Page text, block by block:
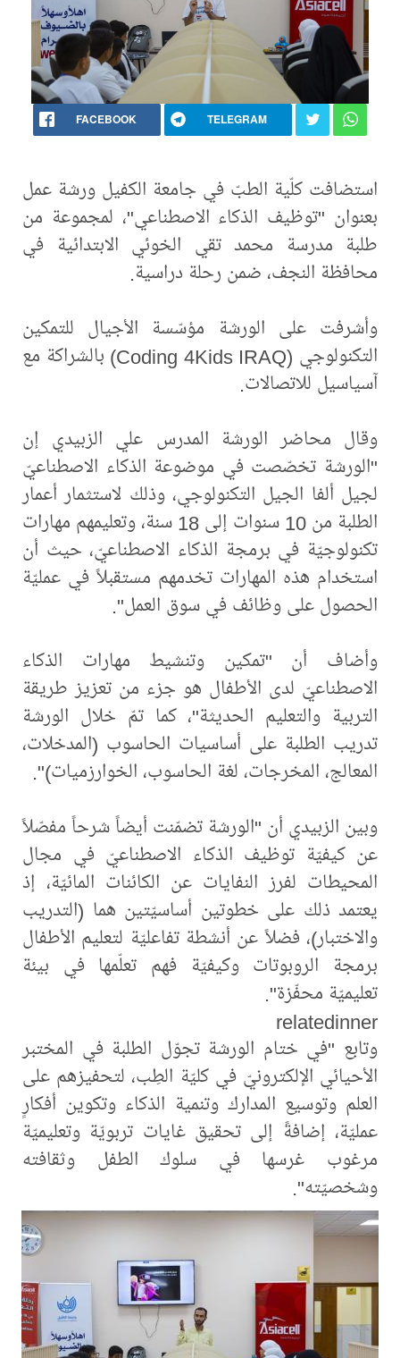
FACEBOOK TELEGRAM
استضافت كلّية الطبّ في جامعة الكفيل ورشة عمل
بعنوان "توظيف الذكاء الاصطناعي"، لمجموعة من
طلبة مدرسة محمد تقي الخوئي الابتدائية في
محافظة النجف، ضمن رحلة دراسية.
وأشرفت على الورشة مؤسّسة الأجيال للتمكين
التكنولوجي (Coding 4Kids IRAQ) بالشراكة مع
آسياسيل للاتصالات.
وقال محاضر الورشة المدرس علي الزبيدي إن
"الورشة تخصّصت في موضوعة الذكاء الاصطناعيّ
لجيل ألفا الجيل التكنولوجي، وذلك لاستثمار أعمار
الطلبة من 10 سنوات إلى 18 سنة، وتعليمهم مهارات
تكنولوجيّة في برمجة الذكاء الاصطناعيّ، حيث أن
استخدام هذه المهارات تخدمهم مستقبلاً في عمليّة
الحصول على وظائف في سوق العمل".
وأضاف أن "تمكين وتنشيط مهارات الذكاء
الاصطناعيّ لدى الأطفال هو جزء من تعزيز طريقة
التربية والتعليم الحديثة"، كما تمّ خلال الورشة
تدريب الطلبة على أساسيات الحاسوب (المدخلات،
المعالج، المخرجات، لغة الحاسوب، الخوارزميات)".
وبين الزبيدي أن "الورشة تضمّنت أيضاً شرحاً مفصّلاً
عن كيفيّة توظيف الذكاء الاصطناعيّ في مجال
المحيطات لفرز النفايات عن الكائنات المائيّة، إذ
يعتمد ذلك على خطوتين أساسيّتين هما (التدريب
والاختبار)، فضلاً عن أنشطة تفاعليّة لتعليم الأطفال
برمجة الروبوتات وكيفيّة فهم تعلّمها في بيئة
تعليميّة محفّزة".
relatedinner
وتابع "في ختام الورشة تجوّل الطلبة في المختبر
الأحيائي الإلكترونيّ في كليّة الطِب، لتحفيزهم على
العلم وتوسيع المدارك وتنمية الذكاء وتكوين أفكارٍ
عمليّة، إضافةً إلى تحقيق غايات تربويّة وتعليميّة
مرغوب غرسها في سلوك الطفل وثقافته
وشخصيّته".